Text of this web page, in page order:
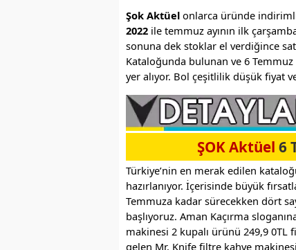
Şok Aktüel onlarca üründe
2022 ile temmuz ayının ilk
sonuna dek stoklar el verdiğince
Kataloğunda bulunan ve 6
yer alıyor. Bol çeşitlilik düşük fiyat
ŞOK Aktüel 6
Türkiye’nin en merak edilen
hazırlanıyor. İçerisinde büyük
Temmuza kadar sürecekken dört
başlıyoruz. Aman Kaçırma
makinesi 2 kupalı ürünü 249,9 0TL
gelen Mr. Knife filtre kahve